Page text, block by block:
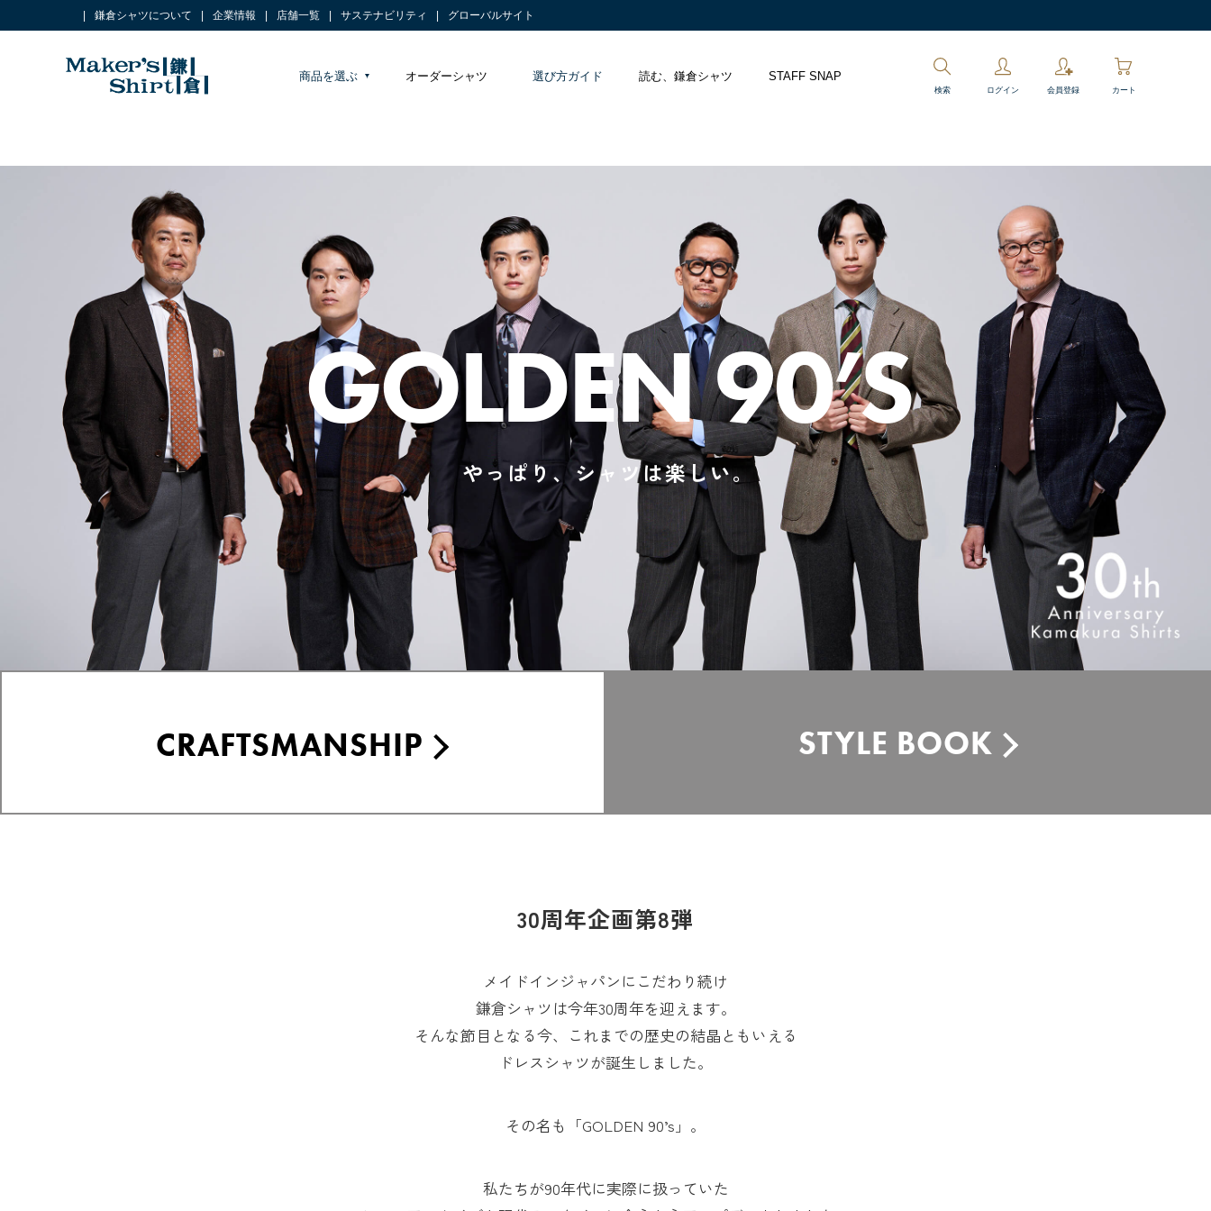
鎌倉シャツについて 企業情報 店舗一覧 サステナビリティ グローバルサイト
商品を選ぶ オーダーシャツ 選び方ガイド 読む、鎌倉シャツ STAFF SNAP
検索 ログイン 会員登録 カート
GOLDEN 90’S
やっぱり、シャツは楽しい。
CRAFTSMANSHIP STYLE BOOK
30周年企画第8弾
メイドインジャパンにこだわり続け
鎌倉シャツは今年30周年を迎えます。
そんな節目となる今、これまでの歴史の結晶ともいえる
ドレスシャツが誕生しました。
その名も「GOLDEN 90’s」。
私たちが90年代に実際に扱っていた